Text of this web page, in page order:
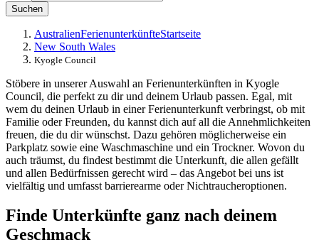
Suchen
AustralienFerienunterkünfteStartseite
New South Wales
Kyogle Council
Stöbere in unserer Auswahl an Ferienunterkünften in Kyogle
Council, die perfekt zu dir und deinem Urlaub passen. Egal, mit
wem du deinen Urlaub in einer Ferienunterkunft verbringst, ob mit
Familie oder Freunden, du kannst dich auf all die Annehmlichkeiten
freuen, die du dir wünschst. Dazu gehören möglicherweise ein
Parkplatz sowie eine Waschmaschine und ein Trockner. Wovon du
auch träumst, du findest bestimmt die Unterkunft, die allen gefällt
und allen Bedürfnissen gerecht wird – das Angebot bei uns ist
vielfältig und umfasst barrierearme oder Nichtraucheroptionen.
Finde Unterkünfte ganz nach deinem
Geschmack